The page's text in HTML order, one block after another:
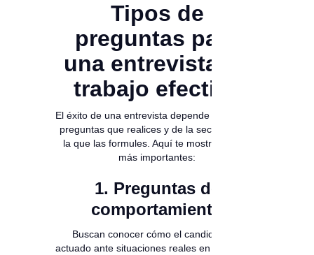
Tipos de
preguntas para
una entrevista de
trabajo efectiva
El éxito de una entrevista depende del tipo de
preguntas que realices y de la secuencia en
la que las formules. Aquí te mostramos las
más importantes:
1. Preguntas de
comportamiento
Buscan conocer cómo el candidato ha
actuado ante situaciones reales en el pasado.